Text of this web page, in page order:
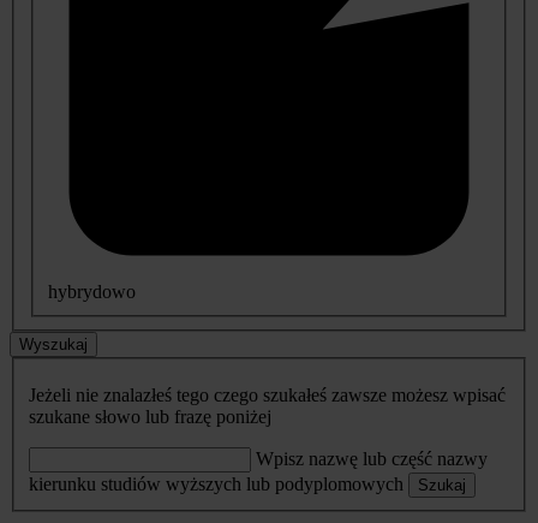
hybrydowo
Wyszukaj
Jeżeli nie znalazłeś tego czego szukałeś zawsze możesz wpisać
szukane słowo lub frazę poniżej
Wpisz nazwę lub część nazwy
kierunku studiów wyższych lub podyplomowych
Szukaj